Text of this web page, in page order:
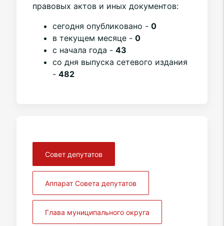
правовых актов и иных документов:
cегодня опубликовано - 0
в текущем месяце - 0
с начала года - 43
со дня выпуска сетевого издания
- 482
Совет депутатов
Аппарат Совета депутатов
Глава муниципального округа